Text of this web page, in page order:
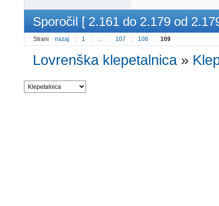
Sporočil [ 2.161 do 2.179 od
Strani nazaj 1 … 107 108 109
Lovrenška klepetalnica »